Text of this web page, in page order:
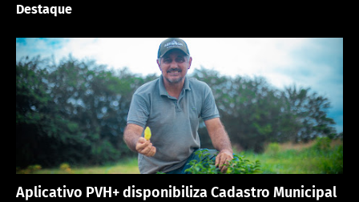
Destaque
Aplicativo PVH+ disponibiliza Cadastro Municipal